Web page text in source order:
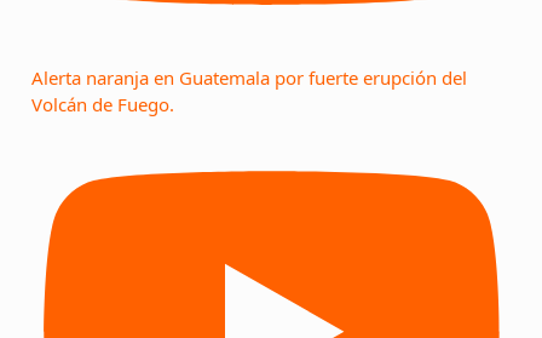
Alerta naranja en Guatemala por fuerte erupción del
Volcán de Fuego.